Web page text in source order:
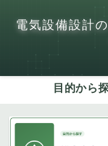
電気設備設計